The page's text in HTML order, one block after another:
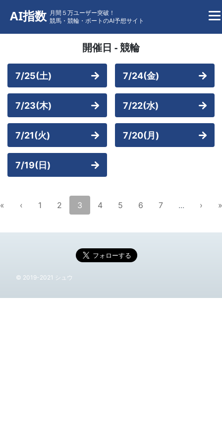
AI指数 月間５万ユーザー突破！
競馬・競輪・ボートのAI予想サイト
開催日 - 競輪
7/25(土) 7/24(金)
7/23(木) 7/22(水)
7/21(火) 7/20(月)
7/19(日)
« ‹ 1 2 3 4 5 6 7 ... › »
© 2019-2021 シュウ